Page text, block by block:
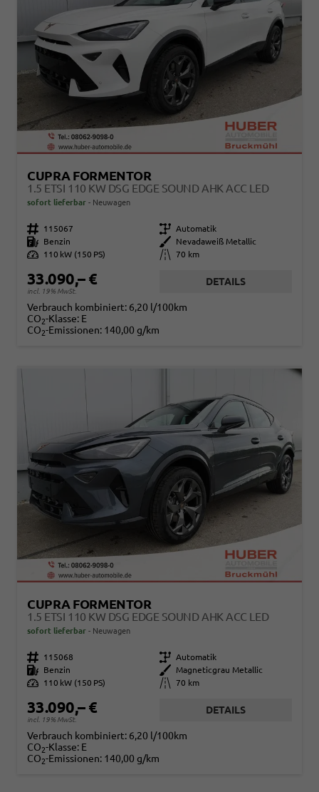
CUPRA FORMENTOR
1.5 ETSI 110 KW DSG EDGE SOUND AHK ACC LED
sofort lieferbar Neuwagen
Fahrzeugnr. 115067 Getriebe Automatik
Kraftstoff
Benzin Außenfarbe
Nevadaweiß Metallic
Leistung
110 kW (150 PS) Kilometerstand 70 km
33.090,– €
incl. 19% MwSt.
DETAILS
Verbrauch kombiniert: 6,20 l/100km
CO2-Klasse: E
CO2-Emissionen: 140,00 g/km
CUPRA FORMENTOR
1.5 ETSI 110 KW DSG EDGE SOUND AHK ACC LED
sofort lieferbar Neuwagen
Fahrzeugnr. 115068 Getriebe Automatik
Kraftstoff
Benzin Außenfarbe
Magneticgrau Metallic
Leistung
110 kW (150 PS) Kilometerstand 70 km
33.090,– €
incl. 19% MwSt.
DETAILS
Verbrauch kombiniert: 6,20 l/100km
CO2-Klasse: E
CO2-Emissionen: 140,00 g/km